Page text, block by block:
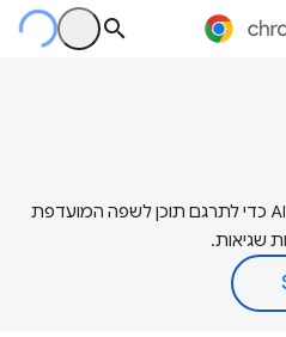
‫Google משתמשת בטכנולוגיית AI כדי לתרגם תוכן לשפה המועדפת
שגיאות.